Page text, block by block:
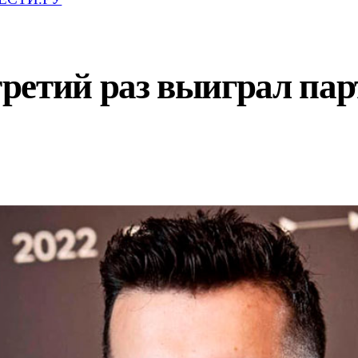
раз выиграл